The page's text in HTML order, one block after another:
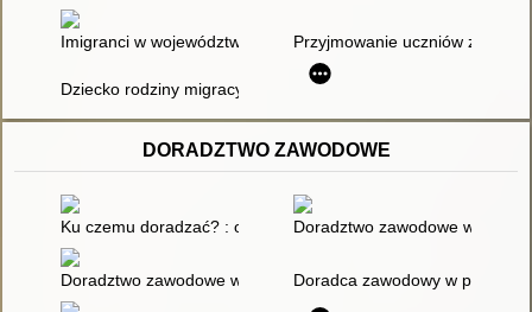
Imigranci w województwie zachodniopomorskim : podręcznik
Przyjmowanie uczniów z
Dziecko rodziny migracyjnej w środowisku szkolnym
DORADZTWO ZAWODOWE
Ku czemu doradzać? : o projektach biegu życia uczniów
Doradztwo zawodowe w
Doradztwo zawodowe w szkole ponadpodstawowej
Doradca zawodowy w polskiej